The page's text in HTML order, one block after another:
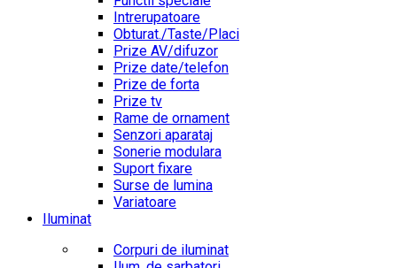
Intrerupatoare
Obturat./Taste/Placi
Prize AV/difuzor
Prize date/telefon
Prize de forta
Prize tv
Rame de ornament
Senzori aparataj
Sonerie modulara
Suport fixare
Surse de lumina
Variatoare
Iluminat
Corpuri de iluminat